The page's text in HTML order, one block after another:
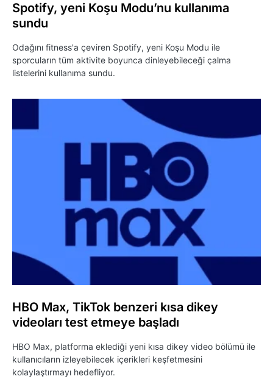
Spotify, yeni Koşu Modu’nu kullanıma
sundu
Odağını fitness'a çeviren Spotify, yeni Koşu Modu ile
sporcuların tüm aktivite boyunca dinleyebileceği çalma
listelerini kullanıma sundu.
HBO Max, TikTok benzeri kısa dikey
videoları test etmeye başladı
HBO Max, platforma eklediği yeni kısa dikey video bölümü ile
kullanıcıların izleyebilecek içerikleri keşfetmesini
kolaylaştırmayı hedefliyor.